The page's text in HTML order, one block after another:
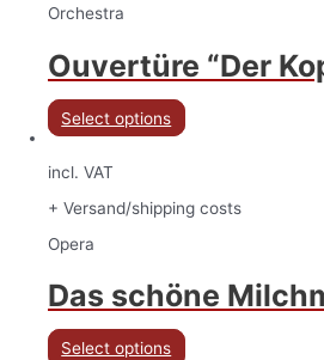
Orchestra
Ouvertüre “Der
Select options
incl. VAT
+ Versand/shipping costs
Opera
Das schöne
Select options